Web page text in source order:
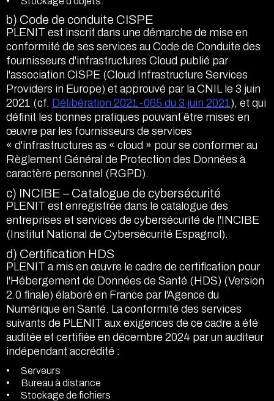
b) Code de conduite CISPE
PLENIT est inscrit dans une démarche de mise en
conformité de ses services au Code de Conduite des
fournisseurs d'infrastructures Cloud publié par
l'association CISPE (Cloud Infrastructure Services
Providers in Europe) et approuvé par la CNIL le 3 juin
2021 (cf. Délibération 2021-065 du 3 juin 2021), et qui
définit les bonnes pratiques pouvant être mises en
œuvre par les fournisseurs de services
« d'infrastructures as « cloud » pour se conformer au
Règlement Général de Protection des Données à
caractère personnel (RGPD).
c) INCIBE – Catalogue de cybersécurité
PLENIT est enregistrée dans le catalogue des
entreprises et services de cybersécurité de l'INCIBE
(Institut National de Cybersécurité Espagnol).
d) Certification HDS
PLENIT a mis en œuvre le cadre de certification pour
l'Hébergement de Données de Santé (HDS) (Version
2.0 finale) élaboré en France par l'Agence du
Numérique en Santé. La conformité des services
suivants de PLENIT aux exigences de ce cadre a été
auditée et certifiée en décembre 2024 par un auditeur
indépendant accrédité :
Serveurs
Bureau à distance
Stockage de fichiers